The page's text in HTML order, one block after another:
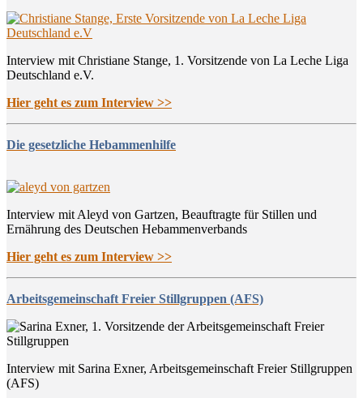
Interview mit Christiane Stange, 1. Vorsitzende von La Leche Liga
Deutschland e.V.
Hier geht es zum Interview >>
Die gesetzliche Hebammenhilfe
Interview mit Aleyd von Gartzen, Beauftragte für Stillen und
Ernährung des Deutschen Hebammenverbands
Hier geht es zum Interview >>
Arbeitsgemeinschaft Freier Stillgruppen (AFS)
Interview mit Sarina Exner, Arbeitsgemeinschaft Freier Stillgruppen
(AFS)